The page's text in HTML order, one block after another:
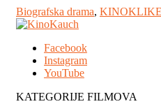
Biografska drama,
Facebook
Instagram
YouTube
KATEGORIJE FILMOVA